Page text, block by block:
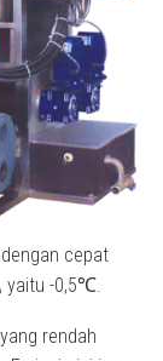
cepat
yaitu -0,5℃.
rendah